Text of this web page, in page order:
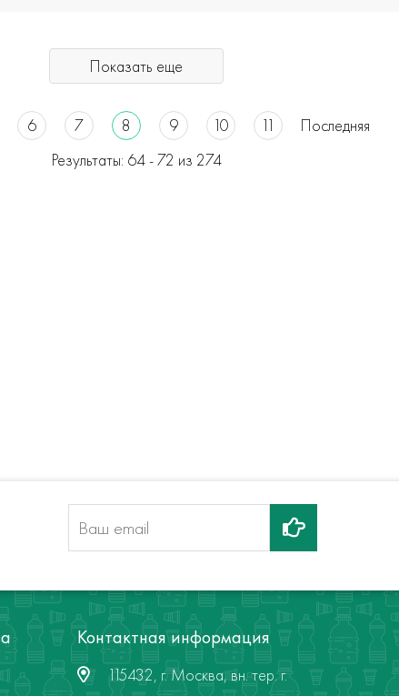
Показать еще
6 7 8 9 10 11
Последняя
Результаты: 64 -72 из 274
Контактная информация
115432, г. Москва, вн. тер. г.